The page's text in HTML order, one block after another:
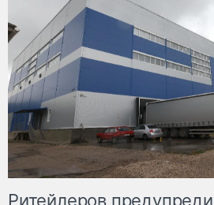
Ритейлеров